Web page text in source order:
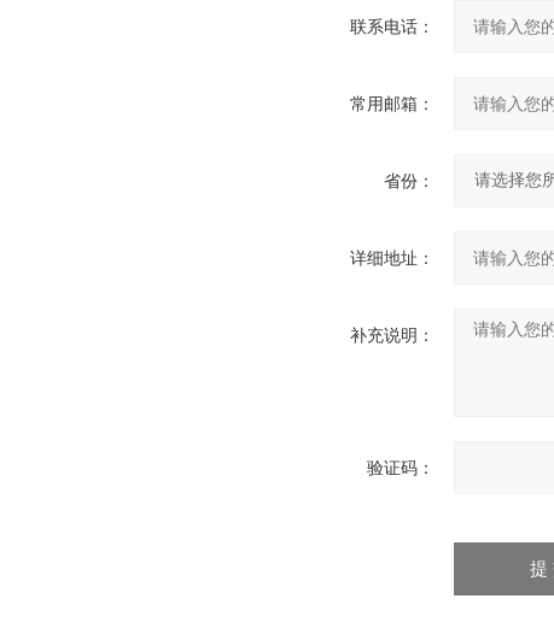
联系电话：
常用邮箱：
省份：
详细地址：
补充说明：
验证码：